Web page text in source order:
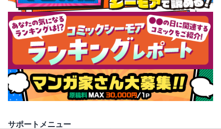
サポートメニュー